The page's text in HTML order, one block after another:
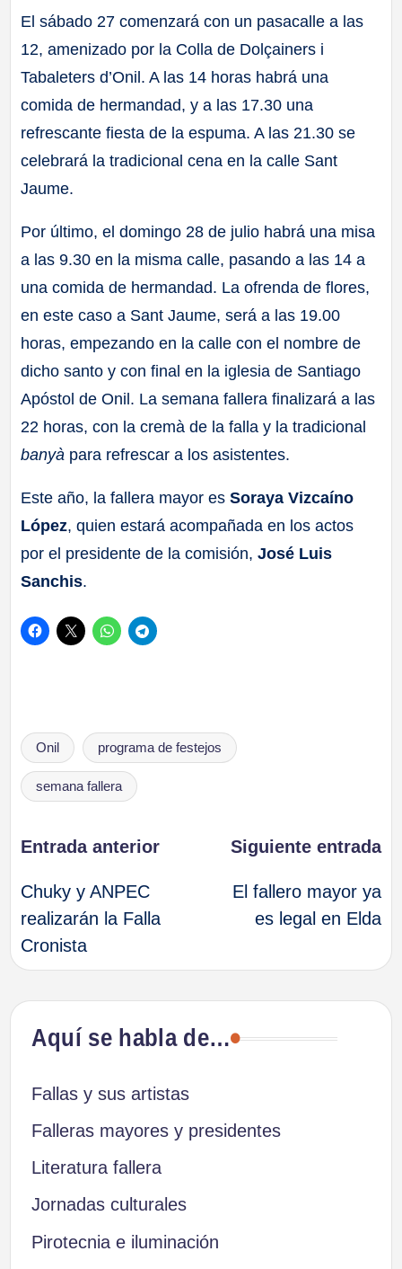
El sábado 27 comenzará con un pasacalle a las
12, amenizado por la Colla de Dolçainers i
Tabaleters d’Onil. A las 14 horas habrá una
comida de hermandad, y a las 17.30 una
refrescante fiesta de la espuma. A las 21.30 se
celebrará la tradicional cena en la calle Sant
Jaume.
Por último, el domingo 28 de julio habrá una misa
a las 9.30 en la misma calle, pasando a las 14 a
una comida de hermandad. La ofrenda de flores,
en este caso a Sant Jaume, será a las 19.00
horas, empezando en la calle con el nombre de
dicho santo y con final en la iglesia de Santiago
Apóstol de Onil. La semana fallera finalizará a las
22 horas, con la cremà de la falla y la tradicional
banyà para refrescar a los asistentes.
Este año, la fallera mayor esSoraya Vizcaíno
López, quien estará acompañada en los actos
por el presidente de la comisión,José Luis
Sanchis.
Etiquetas:
Onil programa de festejos
semana fallera
Navegación
de
entradas
Entrada anterior
Chuky y ANPEC
realizarán la Falla
Cronista
Siguiente entrada
El fallero mayor ya
es legal en Elda
Aquí se habla de…
Fallas y sus artistas
Falleras mayores y presidentes
Literatura fallera
Jornadas culturales
Pirotecnia e iluminación